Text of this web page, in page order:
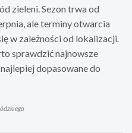
zieleni. Sezon trwa od
ale terminy otwarcia
w zależności od lokalizacji.
sprawdzić najnowsze
dopasowane do